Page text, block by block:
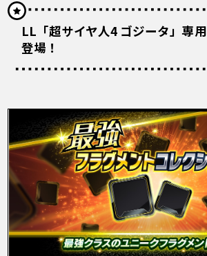
LL「超サイヤ人4 ゴジータ」専
登場！